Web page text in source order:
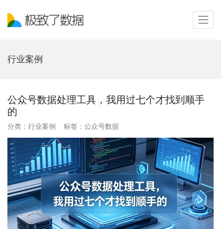
行业案例
公众号数据处理工具，我用过七个才找到顺手
的
分类： 行业案例 标签： 公众号数据